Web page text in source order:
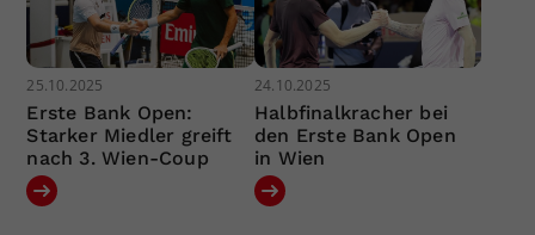
25.10.2025
Erste Bank Open:
Starker Miedler greift
nach 3. Wien-Coup
24.10.2025
Halbfinalkracher bei
den Erste Bank Open
in Wien